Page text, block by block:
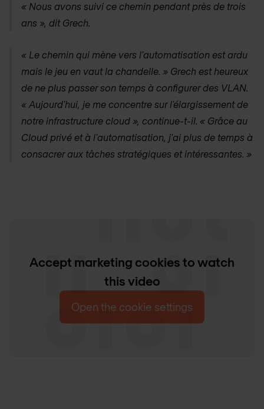
« Nous avons suivi ce chemin pendant près de trois
ans », dit Grech.
« Le chemin qui mène vers l'automatisation est ardu
mais le jeu en vaut la chandelle. » Grech est heureux
de ne plus passer son temps à configurer des VLAN.
« Aujourd'hui, je me concentre sur l'élargissement de
notre infrastructure cloud », continue-t-il. « Grâce au
Cloud privé et à l'automatisation, j'ai plus de temps à
consacrer aux tâches stratégiques et intéressantes. »
Accept marketing cookies to watch
this video
Open the cookie settings